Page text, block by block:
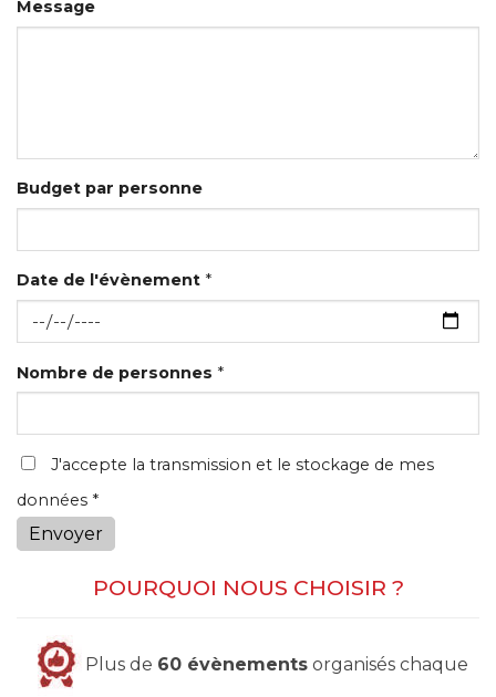
Message
Budget par personne
Date de l'évènement *
Nombre de personnes *
J'accepte la transmission et le stockage de mes
données *
Envoyer
POURQUOI NOUS CHOISIR ?
Plus de 60 évènementsorganisés chaque